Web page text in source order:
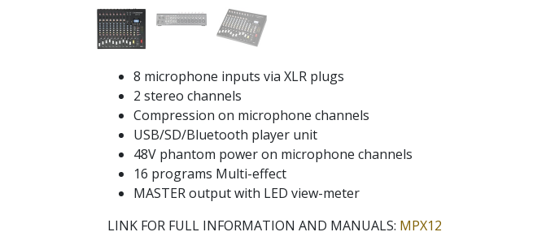
8 microphone inputs via XLR plugs
2 stereo channels
Compression on microphone channels
USB/SD/Bluetooth player unit
48V phantom power on microphone channels
16 programs Multi-effect
MASTER output with LED view-meter
LINK FOR FULL INFORMATION AND MANUALS: MPX12